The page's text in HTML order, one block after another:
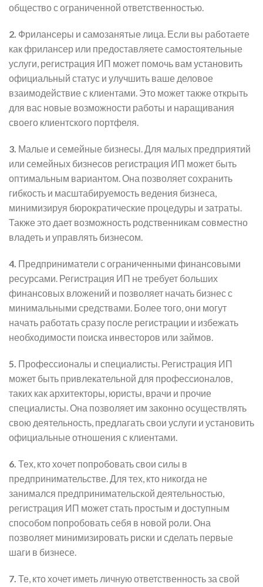
общество с ограниченной ответственностью.
2. Фрилансеры и самозанятые лица. Если вы работаете
как фрилансер или предоставляете самостоятельные
услуги, регистрация ИП может помочь вам установить
официальный статус и улучшить ваше деловое
взаимодействие с клиентами. Это может также открыть
для вас новые возможности работы и наращивания
своего клиентского портфеля.
3. Малые и семейные бизнесы. Для малых предприятий
или семейных бизнесов регистрация ИП может быть
оптимальным вариантом. Она позволяет сохранить
гибкость и масштабируемость ведения бизнеса,
минимизируя бюрократические процедуры и затраты.
Также это дает возможность родственникам совместно
владеть и управлять бизнесом.
4. Предприниматели с ограниченными финансовыми
ресурсами. Регистрация ИП не требует больших
финансовых вложений и позволяет начать бизнес с
минимальными средствами. Более того, они могут
начать работать сразу после регистрации и избежать
необходимости поиска инвесторов или займов.
5. Профессионалы и специалисты. Регистрация ИП
может быть привлекательной для профессионалов,
таких как архитекторы, юристы, врачи и прочие
специалисты. Она позволяет им законно осуществлять
свою деятельность, предлагать свои услуги и установить
официальные отношения с клиентами.
6. Тех, кто хочет попробовать свои силы в
предпринимательстве. Для тех, кто никогда не
занимался предпринимательской деятельностью,
регистрация ИП может стать простым и доступным
способом попробовать себя в новой роли. Она
позволяет минимизировать риски и сделать первые
шаги в бизнесе.
7. Те, кто хочет иметь личную ответственность за свой